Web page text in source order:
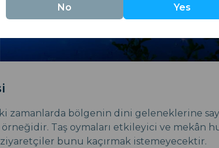
zamanlarda bölgenin dini geleneklerine
Taş oymaları etkileyici ve mekân
ziyaretçiler bunu kaçırmak istemeyecektir.
No Yes